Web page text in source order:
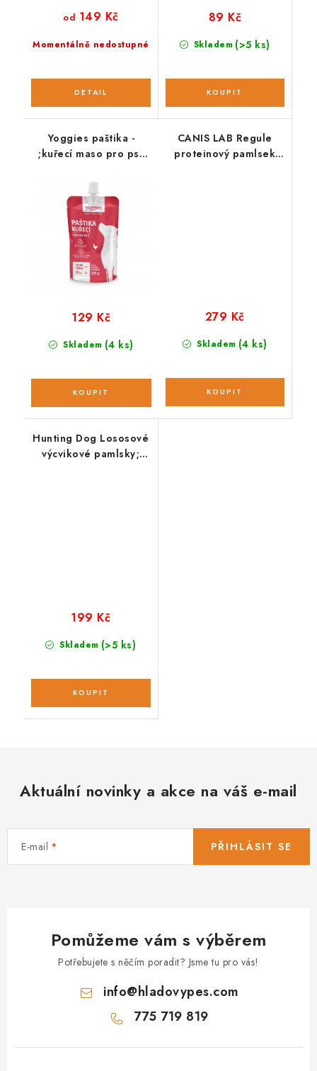
Momentálně nedostupné
od 149 Kč
Skladem (>5 ks)
89 Kč
Yoggies paštika -
;kuřecí maso pro psy
Skladem (4 ks)
129 Kč
CANIS LAB Regule
proteinový pamlsek
Skladem (4 ks)
279 Kč
Hunting Dog Lososové
výcvikové pamlsky;
Skladem (>5 ks)
199 Kč
Aktuální novinky a akce na váš e-mail
E-mail PŘIHLÁSIT SE
Pomůžeme vám s výběrem
Potřebujete s něčím poradit? Jsme tu pro vás!
info@hladovypes.com
775 719 819